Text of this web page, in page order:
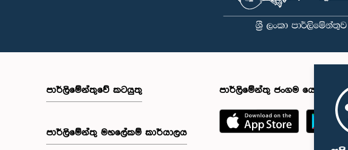
පාර්ලිමේන්තුවේ කටයුතු
පාර්ලිමේන්තු මහලේකම් කාර්යාලය
පාර්ලිමේන්තු ජංගම යෙදුම